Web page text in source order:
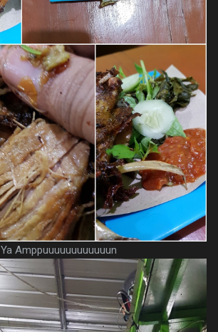
Ya Amppuuuuuuuuuuuun